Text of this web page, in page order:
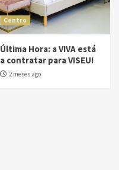
Centro
Última Hora: a VIVA está
a contratar para VISEU!
2 meses ago